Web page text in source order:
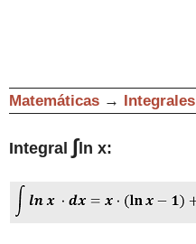
Matemáticas → Integrales
Integral ∫ ln x: